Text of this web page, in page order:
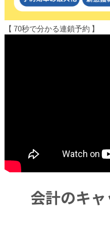
【 70秒で分かる連鎖予約 】
会計のキ